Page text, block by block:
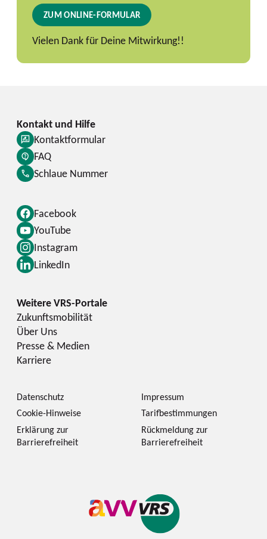
ZUM ONLINE-FORMULAR
Vielen Dank für Deine Mitwirkung!!
Facebook
YouTube
Instagram
LinkedIn
Kontaktformular
FAQ
Schlaue Nummer
Zukunftsmobilität
Über Uns
Presse & Medien
Karriere
Datenschutz
Impressum
Cookie-Hinweise
Tarifbestimmungen
Erklärung zur
Barrierefreiheit
Rückmeldung zur
Barrierefreiheit